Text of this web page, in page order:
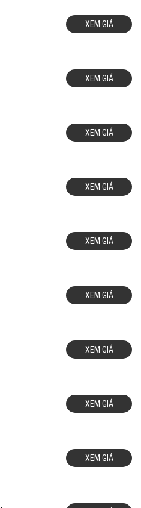
XEM GIÁ
XEM GIÁ
XEM GIÁ
XEM GIÁ
XEM GIÁ
XEM GIÁ
XEM GIÁ
XEM GIÁ
XEM GIÁ